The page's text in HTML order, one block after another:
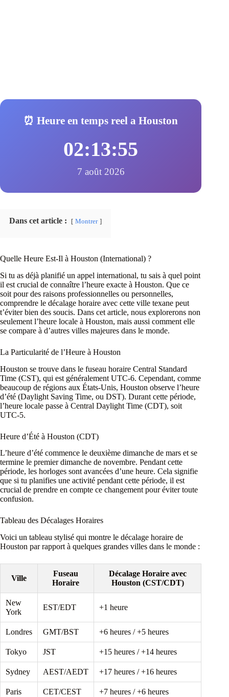
⏰ Heure en temps reel a Houston
02:13:56
7 août 2026
Dans cet article : Montrer
Quelle Heure Est-Il à Houston (International) ?
Si tu as déjà planifié un appel international, tu sais à quel point
il est crucial de connaître l’heure exacte à Houston. Que ce
soit pour des raisons professionnelles ou personnelles,
comprendre le décalage horaire avec cette ville texane peut
t’éviter bien des soucis. Dans cet article, nous explorerons non
seulement l’heure locale à Houston, mais aussi comment elle
se compare à d’autres villes majeures dans le monde.
La Particularité de l’Heure à Houston
Houston se trouve dans le fuseau horaire Central Standard
Time (CST), qui est généralement UTC-6. Cependant, comme
beaucoup de régions aux États-Unis, Houston observe l’heure
d’été (Daylight Saving Time, ou DST). Durant cette période,
l’heure locale passe à Central Daylight Time (CDT), soit
UTC-5.
Heure d’Été à Houston (CDT)
L’heure d’été commence le deuxième dimanche de mars et se
termine le premier dimanche de novembre. Pendant cette
période, les horloges sont avancées d’une heure. Cela signifie
que si tu planifies une activité pendant cette période, il est
crucial de prendre en compte ce changement pour éviter toute
confusion.
Tableau des Décalages Horaires
Voici un tableau stylisé qui montre le décalage horaire de
Houston par rapport à quelques grandes villes dans le monde :
Ville
Fuseau
Horaire
Décalage Horaire avec
Houston (CST/CDT)
New
York
EST/EDT +1 heure
Londres GMT/BST +6 heures / +5 heures
Tokyo JST +15 heures / +14 heures
Sydney AEST/AEDT +17 heures / +16 heures
Paris CET/CEST +7 heures / +6 heures